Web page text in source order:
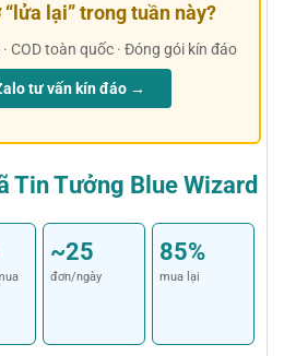
lại” trong tuần này?
COD toàn quốc · Đóng gói kín đáo
tư vấn kín đáo →
Tin Tưởng Blue Wizard
~25
đơn/ngày
85%
mua lại